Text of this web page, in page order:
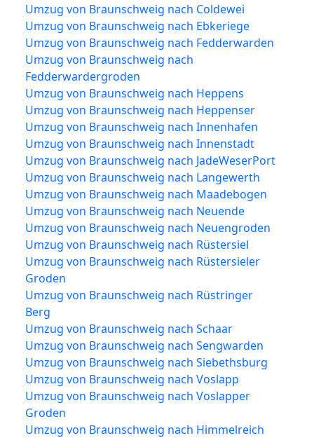
Umzug von Braunschweig nach Coldewei
Umzug von Braunschweig nach Ebkeriege
Umzug von Braunschweig nach Fedderwarden
Umzug von Braunschweig nach
Fedderwardergroden
Umzug von Braunschweig nach Heppens
Umzug von Braunschweig nach Heppenser
Umzug von Braunschweig nach Innenhafen
Umzug von Braunschweig nach Innenstadt
Umzug von Braunschweig nach JadeWeserPort
Umzug von Braunschweig nach Langewerth
Umzug von Braunschweig nach Maadebogen
Umzug von Braunschweig nach Neuende
Umzug von Braunschweig nach Neuengroden
Umzug von Braunschweig nach Rüstersiel
Umzug von Braunschweig nach Rüstersieler
Groden
Umzug von Braunschweig nach Rüstringer
Berg
Umzug von Braunschweig nach Schaar
Umzug von Braunschweig nach Sengwarden
Umzug von Braunschweig nach Siebethsburg
Umzug von Braunschweig nach Voslapp
Umzug von Braunschweig nach Voslapper
Groden
Umzug von Braunschweig nach Himmelreich